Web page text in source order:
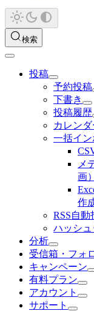
検索
投稿
予約投稿
下書き
投稿履歴
カレンダ
一括イン
メ
画
作
RSS自動
ハッシ
分析
受信箱・フォ
キャンペーン
有料プラン
アカウント
サポート